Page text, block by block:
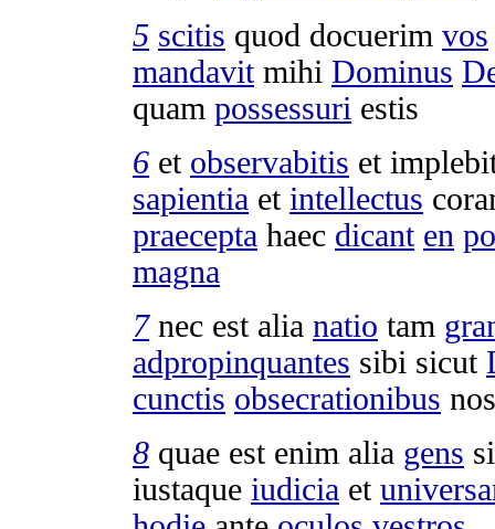
5 scitis quod docuerim vos
mandavitmihi Dominus
quam possessuri estis
6 et observabitis et
sapientia et intellectus
praecepta haec dicant en
magna
7nec est alia natio tam
adpropinquantes sibi sicut
cunctis obsecrationibus
8 quae est enim alia gens
iustaque iudicia et